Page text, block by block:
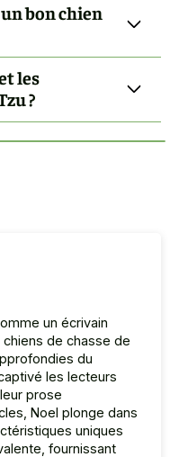
bon chien
les
?
un écrivain
de chasse de
du
les lecteurs
prose
Noel plonge dans
uniques
fournissant